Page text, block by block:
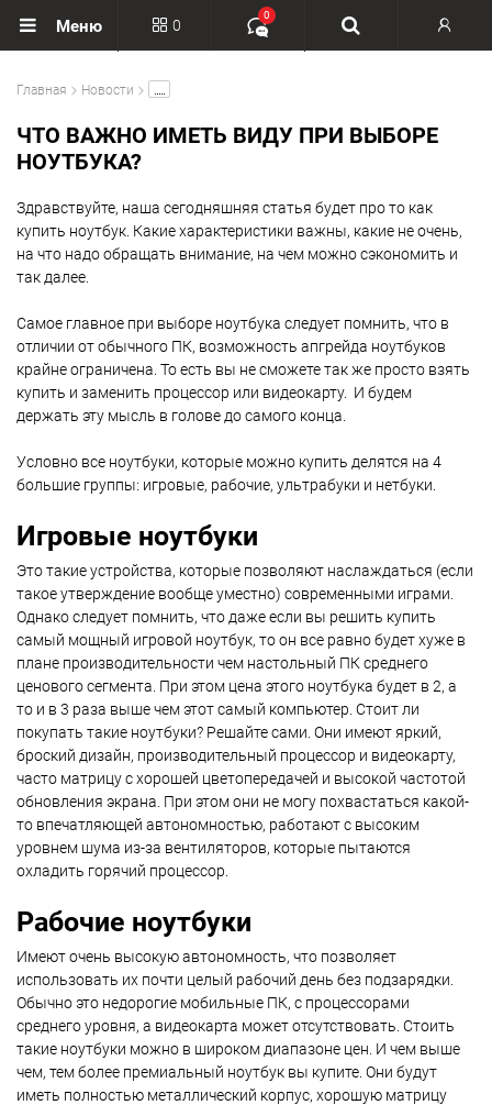
Меню 0
0
Главная Новости
ЧТО ВАЖНО ИМЕТЬ ВИДУ ПРИ ВЫБОРЕ
НОУТБУКА?
Здравствуйте, наша сегодняшняя статья будет про то как
купить ноутбук. Какие характеристики важны, какие не очень,
на что надо обращать внимание, на чем можно сэкономить и
так далее.
Самое главное при выборе ноутбука следует помнить, что в
отличии от обычного ПК, возможность апгрейда ноутбуков
крайне ограничена. То есть вы не сможете так же просто взять
купить и заменить процессор или видеокарту. И будем
держать эту мысль в голове до самого конца.
Условно все ноутбуки, которые можно купить делятся на 4
большие группы: игровые, рабочие, ультрабуки и нетбуки.
Игровые ноутбуки
Это такие устройства, которые позволяют наслаждаться (если
такое утверждение вообще уместно) современными играми.
Однако следует помнить, что даже если вы решить купить
самый мощный игровой ноутбук, то он все равно будет хуже в
плане производительности чем настольный ПК среднего
ценового сегмента. При этом цена этого ноутбука будет в 2, а
то и в 3 раза выше чем этот самый компьютер. Стоит ли
покупать такие ноутбуки? Решайте сами. Они имеют яркий,
броский дизайн, производительный процессор и видеокарту,
часто матрицу с хорошей цветопередачей и высокой частотой
обновления экрана. При этом они не могу похвастаться какой-
то впечатляющей автономностью, работают с высоким
уровнем шума из-за вентиляторов, которые пытаются
охладить горячий процессор.
Рабочие ноутбуки
Имеют очень высокую автономность, что позволяет
использовать их почти целый рабочий день без подзарядки.
Обычно это недорогие мобильные ПК, с процессорами
среднего уровня, а видеокарта может отсутствовать. Стоить
такие ноутбуки можно в широком диапазоне цен. И чем выше
чем, тем более премиальный ноутбук вы купите. Они будут
иметь полностью металлический корпус, хорошую матрицу